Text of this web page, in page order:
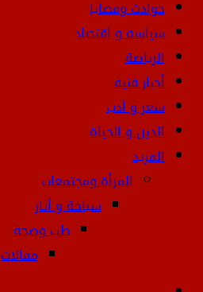
حوادث وقضايا
سياسة و اقتصاد
الرياضة
أحبار فنية
شعر و أدب
الدين و الحياة
المزيد
المرأة ومجتمعات
سياحة و أثار
طب وصحة
مقالات